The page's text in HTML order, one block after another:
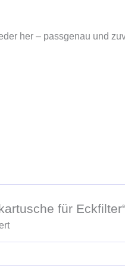
her – passgenau und
für Eckfilter“